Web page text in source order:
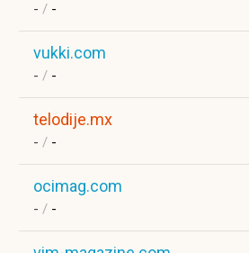
- / -
vukki.com
- / -
telodije.mx
- / -
ocimag.com
- / -